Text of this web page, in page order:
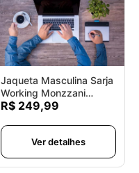
Jaqueta Masculina Sarja
Working Monzzani
MZ748
R$ 249,99
Ver detalhes